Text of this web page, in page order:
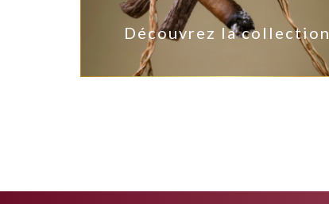
Découvrez la collection